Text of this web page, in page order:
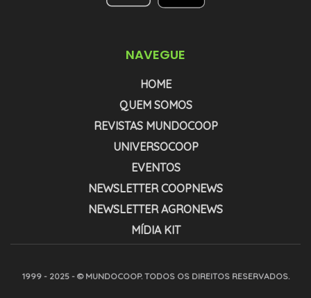
NAVEGUE
HOME
QUEM SOMOS
REVISTAS MUNDOCOOP
UNIVERSOCOOP
EVENTOS
NEWSLETTER COOPNEWS
NEWSLETTER AGRONEWS
MÍDIA KIT
1999 - 2025 - © MUNDOCOOP. TODOS OS DIREITOS RESERVADOS.